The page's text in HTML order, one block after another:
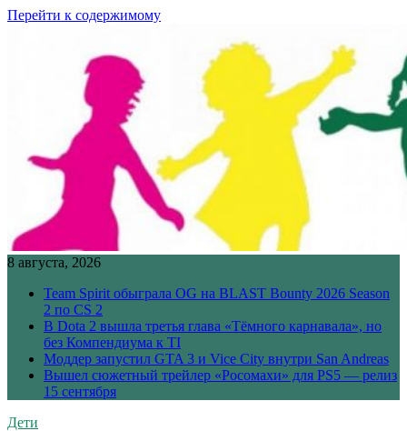
Перейти к содержимому
8 августа, 2026
Team Spirit обыграла OG на BLAST Bounty 2026 Season
2 по CS 2
В Dota 2 вышла третья глава «Тёмного карнавала», но
без Компендиума к TI
Моддер запустил GTA 3 и Vice City внутри San Andreas
Вышел сюжетный трейлер «Росомахи» для PS5 — релиз
15 сентября
Дети